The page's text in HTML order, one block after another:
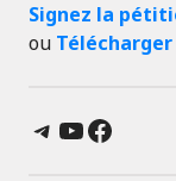
Signez la
ou
Telegram
YouTube